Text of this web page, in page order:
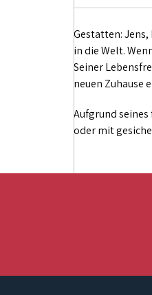
Gestatten:
in die Welt.
Seiner
neuen Zuhause
Aufgrund
oder mit